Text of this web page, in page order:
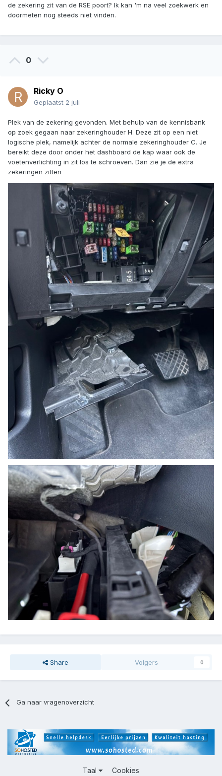
de zekering zit van de RSE poort? Ik kan 'm na veel zoekwerk en
doormeten nog steeds niet vinden.
0
Ricky O
Geplaatst 2 juli
Plek van de zekering gevonden. Met behulp van de kennisbank
op zoek gegaan naar zekeringhouder H. Deze zit op een niet
logische plek, namelijk achter de normale zekeringhouder C. Je
bereikt deze door onder het dashboard de kap waar ook de
voetenverlichting in zit los te schroeven. Dan zie je de extra
zekeringen zitten
Share Volgers 0
Ga naar vragenoverzicht
Taal Cookies